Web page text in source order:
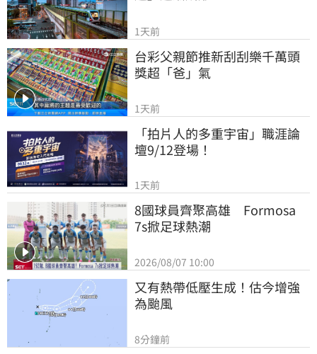
1天前
台彩父親節推新刮刮樂千萬頭
獎超「爸」氣
1天前
「拍片人的多重宇宙」職涯論
壇9/12登場！
1天前
8國球員齊聚高雄　Formosa
7s掀足球熱潮
2026/08/07 10:00
又有熱帶低壓生成！估今增強
為颱風
8分鐘前